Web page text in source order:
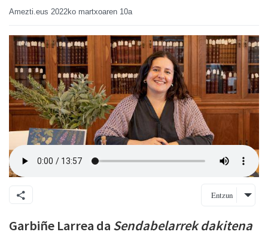
Amezti.eus 2022ko martxoaren 10a
Entzun
Garbiñe Larrea da Sendabelarrek dakitena